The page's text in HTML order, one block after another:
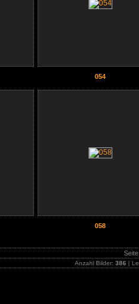
054
058
Anzahl Bilder: 386 |